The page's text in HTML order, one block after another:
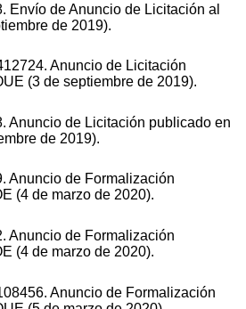
Envío de Anuncio de Licitación al
de 2019).
Anuncio de Licitación
(3 de septiembre de 2019).
Anuncio de Licitación publicado en
de 2019).
Anuncio de Formalización
(4 de marzo de 2020).
Anuncio de Formalización
(4 de marzo de 2020).
Anuncio de Formalización